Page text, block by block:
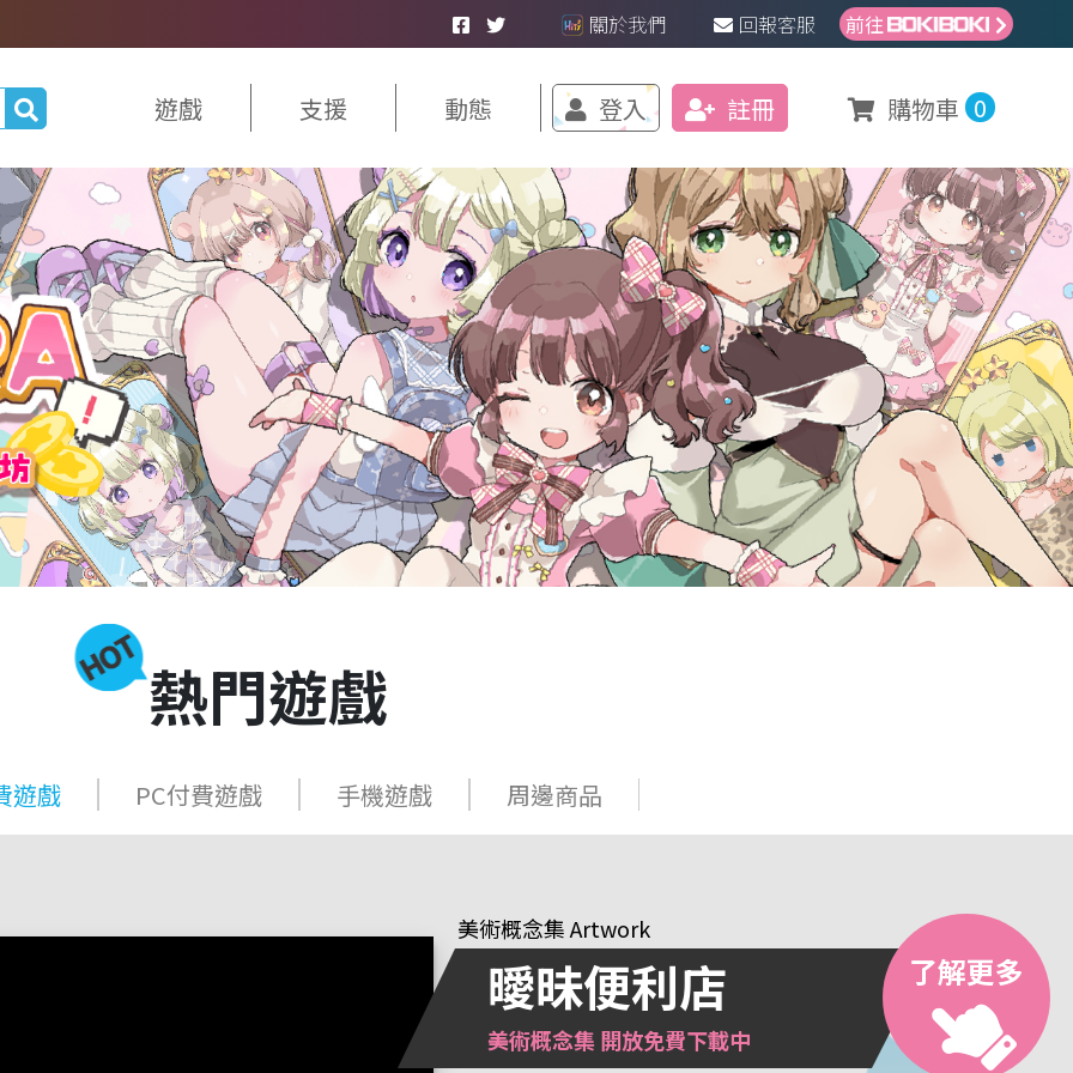
關於我們 回報客服 前往
遊戲 支援 動態 登入 註冊 購物車 0
熱門遊戲
遊戲 PC付費遊戲 手機遊戲 周邊商品
美術概念集 Artwork
曖昧便利店
美術概念集 開放免費下載中
了解更多
三國的鬼神武將變成女兒！？
呂布夢工廠
了解更多
尚未登場
敬請期待
HityHity還在努力
了解更多
給你滿滿的艾德菈！
艾德菈周邊組合
限量預購中
了解更多